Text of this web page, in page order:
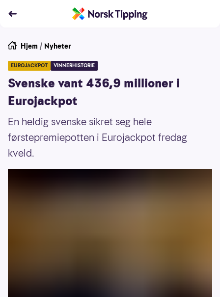
Hjem / Nyheter
EUROJACKPOT VINNERHISTORIE
Svenske vant 436,9 millioner i
Eurojackpot
En heldig svenske sikret seg hele
førstepremiepotten i Eurojackpot fredag
kveld.